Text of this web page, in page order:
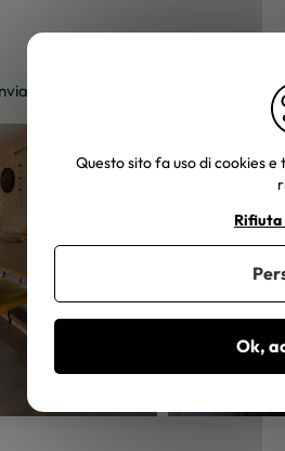
le tue foto. Un piccolo regalo ti
Questo sito fa uso di cookies
Ok,